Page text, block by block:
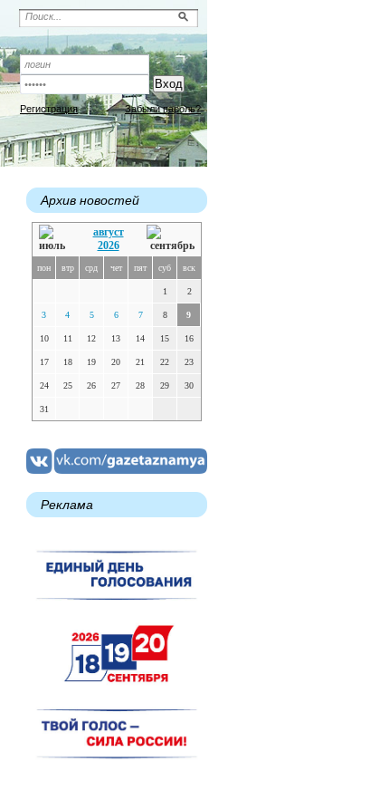
Регистрация Забыли пароль?
Архив новостей
август
2026
пон втр срд чет пят суб вск
1 2
3 4 5 6 7 8 9
10 11 12 13 14 15 16
17 18 19 20 21 22 23
24 25 26 27 28 29 30
31
Реклама